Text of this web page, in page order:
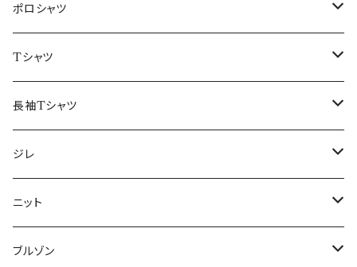
48/L
50/XL～
46/M
48/L
50/XL～
～44/S
46/M
48/L
50/XL～
ポロシャツ
～44/S
46/M
48/L
50/XL～
Tシャツ
～44/S
46/M
48/L
50/XL～
長袖Tシャツ
～44/S
46/M
48/L
ジレ
～44/S
46/M
ニット
～44/S
ブルゾン